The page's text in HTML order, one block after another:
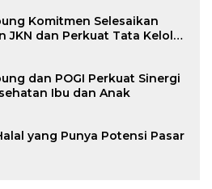
Komitmen Selesaikan
JKN dan Perkuat Tata Kelola
dan POGI Perkuat Sinergi
Ibu dan Anak
yang Punya Potensi Pasar